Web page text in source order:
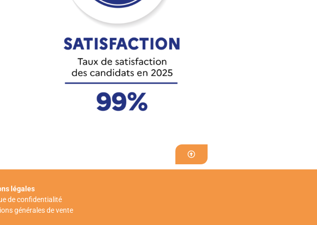
légales
de confidentialité
générales de vente